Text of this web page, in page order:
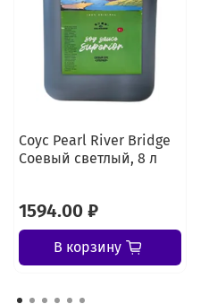
Соус Pearl River Bridge
Соевый светлый, 8 л
1594.00 ₽
В корзину